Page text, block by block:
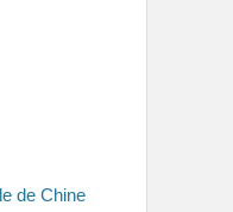
de Chine